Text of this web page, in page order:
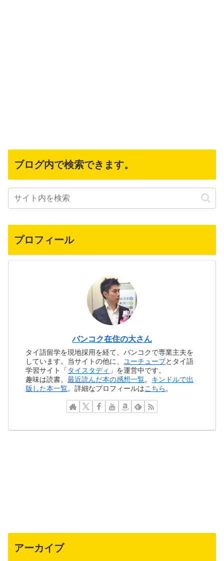
ブログ内で検索できます。
プロフィール
バンコク在住の大さん
タイ語留学を現地採用を経て、バンコクで専業主夫を
しています。当サイトの他に、 ユーチューブとタイ語
学習サイト「 タイスタディ 」を運営中です。
趣味は読書。最近読んだ本の感想一覧。 キンドルで出
版した本一覧。詳細なプロフィールはこちら 。
アーカイブ